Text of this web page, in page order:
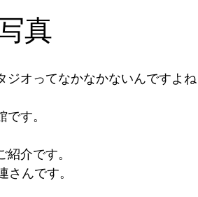
真
ジオってなかなかないんですよ
す。
介です。
さんです。